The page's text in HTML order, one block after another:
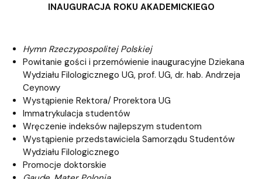
INAUGURACJA ROKU AKADEMICKIEGO
Hymn Rzeczypospolitej Polskiej
Powitanie gości i przemówienie inauguracyjne Dziekana
Wydziału Filologicznego UG, prof. UG, dr. hab. Andrzeja
Ceynowy
Wystąpienie Rektora/ Prorektora UG
Immatrykulacja studentów
Wręczenie indeksów najlepszym studentom
Wystąpienie przedstawiciela Samorządu Studentów
Wydziału Filologicznego
Promocje doktorskie